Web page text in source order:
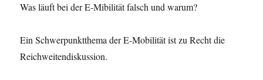
Was läuft bei der E-Mibilität falsch und warum?
Ein Schwerpunktthema der E-Mobilität ist zu Recht die
Reichweitendiskussion.